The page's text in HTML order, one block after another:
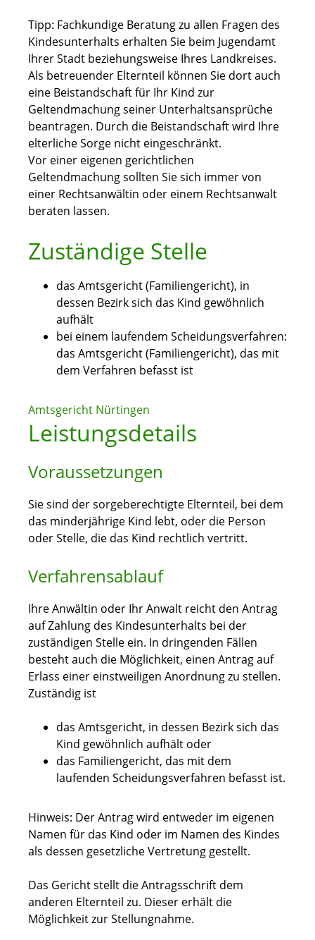
Tipp: Fachkundige Beratung zu allen Fragen des
Kindesunterhalts erhalten Sie beim Jugendamt
Ihrer Stadt beziehungsweise Ihres Landkreises.
Als betreuender Elternteil können Sie dort auch
eine Beistandschaft für Ihr Kind zur
Geltendmachung seiner Unterhaltsansprüche
beantragen. Durch die Beistandschaft wird Ihre
elterliche Sorge nicht eingeschränkt.
Vor einer eigenen gerichtlichen
Geltendmachung sollten Sie sich immer von
einer Rechtsanwältin oder einem Rechtsanwalt
beraten lassen.
Zuständige Stelle
das Amtsgericht (Familiengericht), in
dessen Bezirk sich das Kind gewöhnlich
aufhält
bei einem laufendem Scheidungsverfahren:
das Amtsgericht (Familiengericht), das mit
dem Verfahren befasst ist
Amtsgericht Nürtingen
Leistungsdetails
Voraussetzungen
Sie sind der sorgeberechtigte Elternteil, bei dem
das minderjährige Kind lebt, oder die Person
oder Stelle, die das Kind rechtlich vertritt.
Verfahrensablauf
Ihre Anwältin oder Ihr Anwalt reicht den Antrag
auf Zahlung des Kindesunterhalts bei der
zuständigen Stelle ein. In dringenden Fällen
besteht auch die Möglichkeit, einen Antrag auf
Erlass einer einstweiligen Anordnung zu stellen.
Zuständig ist
das Amtsgericht, in dessen Bezirk sich das
Kind gewöhnlich aufhält oder
das Familiengericht, das mit dem
laufenden Scheidungsverfahren befasst ist.
Hinweis: Der Antrag wird entweder im eigenen
Namen für das Kind oder im Namen des Kindes
als dessen gesetzliche Vertretung gestellt.
Das Gericht stellt die Antragsschrift dem
anderen Elternteil zu. Dieser erhält die
Möglichkeit zur Stellungnahme.